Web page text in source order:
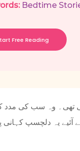
Bedtime
Free Reading
تھی۔ وہ سب کی
آئیے یہ دلچسپ کہانی